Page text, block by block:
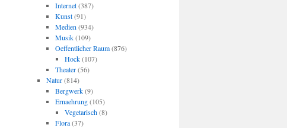
Internet(387)
Kunst(91)
Medien (934)
Musik(109)
Oeffentlicher Raum(876)
Hock(107)
Theater(56)
Natur(814)
Bergwerk(9)
Ernaehrung(105)
Vegetarisch(8)
Flora(37)